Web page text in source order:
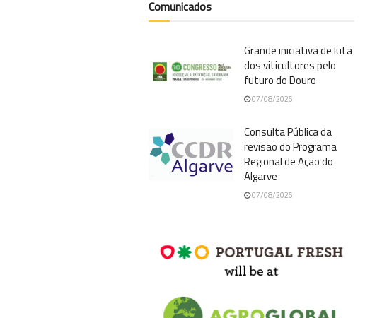
Comunicados
Grande iniciativa de luta
dos viticultores pelo
futuro do Douro
07/08/2026
Consulta Pública da
revisão do Programa
Regional de Ação do
Algarve
07/08/2026